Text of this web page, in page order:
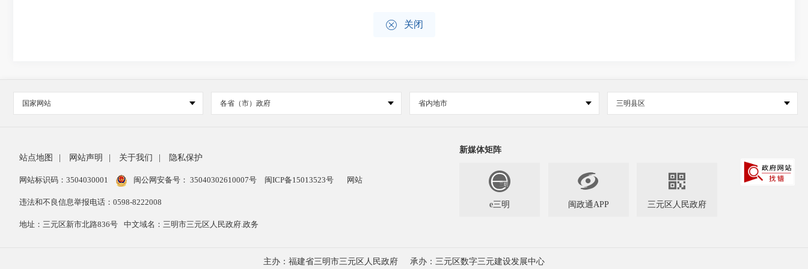
 关闭
国家网站 各省（市）政府 省内地市 三明县区
站点地图 网站声明 关于我们 隐私保护
网站标识码：3504030001 闽公网安备号： 35040302610007号 闽ICP备15013523号 网站
违法和不良信息举报电话：0598-8222008
地址：三元区新市北路836号 中文域名：三明市三元区人民政府.政务
新媒体矩阵
e三明

闽政通APP

三元区人民政府
主办：福建省三明市三元区人民政府 承办：三元区数字三元建设发展中心